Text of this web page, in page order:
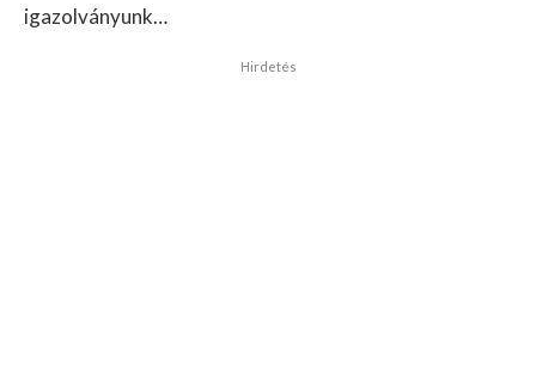
igazolványunk…
Hirdetés